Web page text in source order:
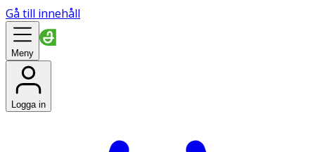
Gå till innehåll
Meny
Logga in